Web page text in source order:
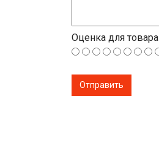
Оценка для товара